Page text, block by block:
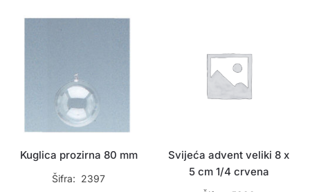
Kuglica prozirna 80 mm
Šifra: 2397
Svijeća advent veliki 8 x
5 cm 1/4 crvena